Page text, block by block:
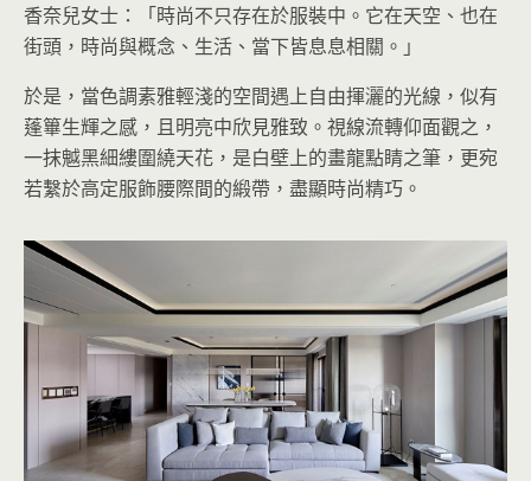
香奈兒女士：「時尚不只存在於服裝中。它在天空、也在
街頭，時尚與概念、生活、當下皆息息相關。」
於是，當色調素雅輕淺的空間遇上自由揮灑的光線，似有
蓬篳生輝之感，且明亮中欣見雅致。視線流轉仰面觀之，
一抹魆黑細縷圍繞天花，是白壁上的畫龍點睛之筆，更宛
若繫於高定服飾腰際間的緞帶，盡顯時尚精巧。